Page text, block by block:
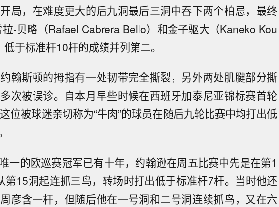
局，在难度更大的后九洞最后三洞中吞下两个柏忌，最终
-贝略（Rafael Cabrera Bello）和金子驱大（Kaneko Kou
于标准杆10杆的成绩并列第二。
翰斯顿的拇指有一处韧带完全撕裂，另外两处肌腱部分撕
次被误诊。自本月早些时候在西班牙加泰尼亚锦标赛首轮
位被球迷亲切称为“牛肉”的球员在随后九轮比赛中均打出低
一的欧巡赛冠军已有十年，约翰逊在周五比赛中先是在第1
第15洞起连抓三鸟，转场时打出低于标准杆7杆。当时他还
彦含一杆，但随后他在一号洞和二号洞连续抓鸟，又在六